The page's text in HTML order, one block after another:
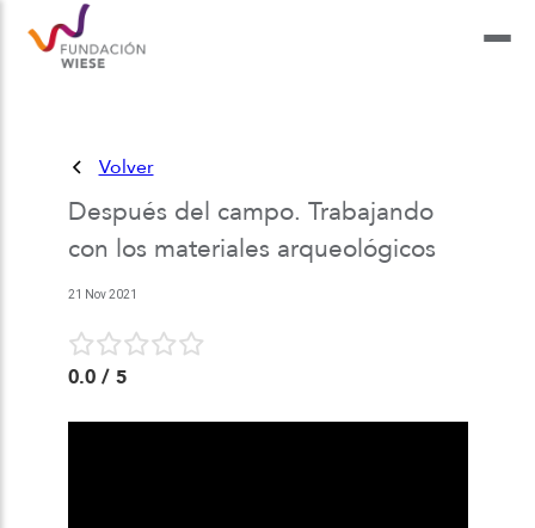
Volver
Después del campo. Trabajando
con los materiales arqueológicos
21 Nov 2021
0.0/ 5